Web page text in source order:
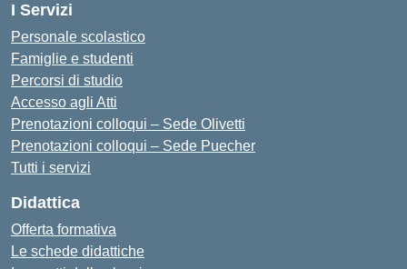
I Servizi
Personale scolastico
Famiglie e studenti
Percorsi di studio
Accesso agli Atti
Prenotazioni colloqui – Sede Olivetti
Prenotazioni colloqui – Sede Puecher
Tutti i servizi
Didattica
Offerta formativa
Le schede didattiche